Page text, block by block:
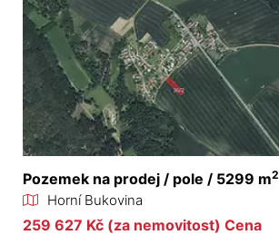
Pozemek na prodej / pole / 5299 m2
Horní Bukovina
259 627 Kč (za nemovitost) Cena